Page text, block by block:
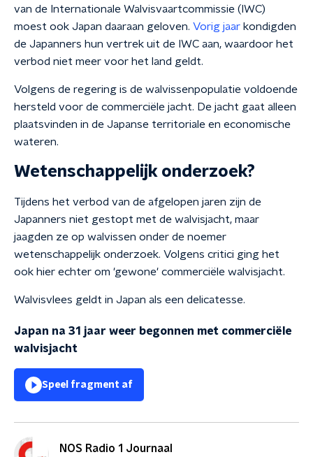
van de Internationale Walvisvaartcommissie (IWC)
moest ook Japan daaraan geloven. Vorig jaar kondigden
de Japanners hun vertrek uit de IWC aan, waardoor het
verbod niet meer voor het land geldt.
Volgens de regering is de walvissenpopulatie voldoende
hersteld voor de commerciële jacht. De jacht gaat alleen
plaatsvinden in de Japanse territoriale en economische
wateren.
Wetenschappelijk onderzoek?
Tijdens het verbod van de afgelopen jaren zijn de
Japanners niet gestopt met de walvisjacht, maar
jaagden ze op walvissen onder de noemer
wetenschappelijk onderzoek. Volgens critici ging het
ook hier echter om 'gewone' commerciële walvisjacht.
Walvisvlees geldt in Japan als een delicatesse.
Japan na 31 jaar weer begonnen met commerciële
walvisjacht
Speel fragment af
NOS Radio 1 Journaal